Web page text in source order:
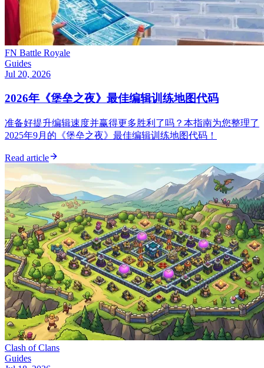
FN Battle Royale
Guides
Jul 20, 2026
2026年《堡垒之夜》最佳编辑训练地图代码
准备好提升编辑速度并赢得更多胜利了吗？本指南为您整理了
2025年9月的《堡垒之夜》最佳编辑训练地图代码！
Read article
Clash of Clans
Guides